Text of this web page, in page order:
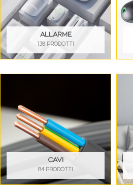
ALLARME
138 PRODOTTI
CAVI
84 PRODOTTI